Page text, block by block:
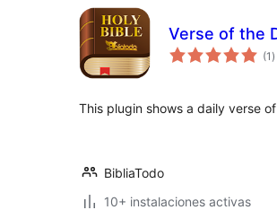
Verse of the
(1de
)
This plugin shows a daily verse
BibliaTodo
10+ instalaciones activas